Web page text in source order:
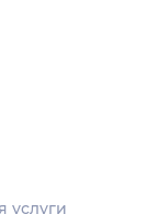
услуги